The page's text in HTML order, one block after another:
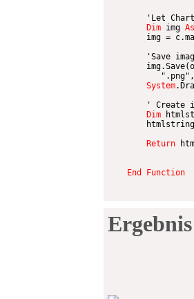
'Let
Dim img As
        img
=
'Save
        img.Save
(
".png" ,
System
' Create
Dim
Return
End Function